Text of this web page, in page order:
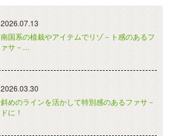
2026.07.13
南国系の植栽やアイテムでリゾ－ト感のあるフ
ァサ－…
2026.03.30
斜めのラインを活かして特別感のあるファサ－
ドに！